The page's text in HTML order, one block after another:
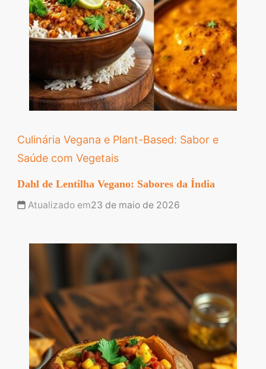
Culinária Vegana e Plant-Based: Sabor e
Saúde com Vegetais
Dahl de Lentilha Vegano: Sabores da Índia
Atualizado em23 de maio de 2026